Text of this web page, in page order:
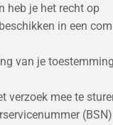
heb je het recht op
in een
van je
verzoek mee te